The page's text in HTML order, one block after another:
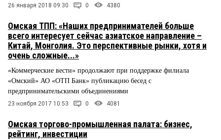
26 января 2018 09:30 0 4380
Омская ТПП: «Наших предпринимателей больше
всего интересует сейчас азиатское направление –
Китай, Монголия. Это перспективные рынки, хотя и
очень сложные...»
«Коммерческие вести» продолжают при поддержке филиала
«Омский» АО «ОТП Банк» публикацию бесед с
предпринимательскими объединениями
23 ноября 2017 10:53 0 4081
Омская торгово-промышленная палата: бизнес,
рейтинг, инвестиции